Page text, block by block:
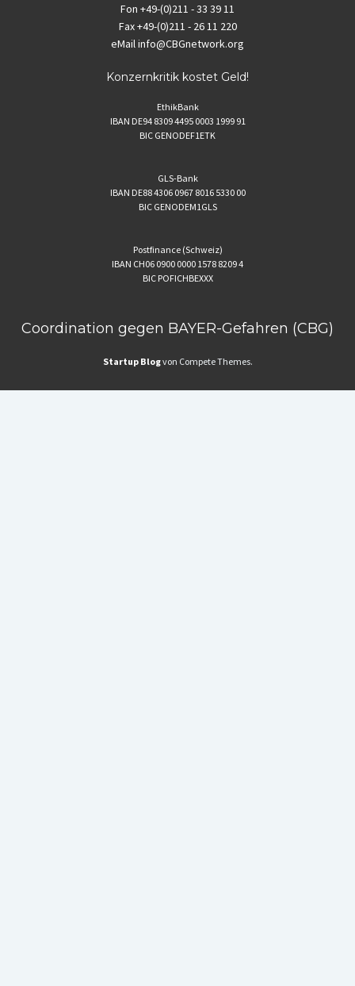
Fon +49-(0)211 - 33 39 11
Fax+49-(0)211 - 26 11 220
eMailinfo@CBGnetwork.org
Konzernkritik kostet Geld!
EthikBank
IBAN DE94 8309 4495 0003 1999 91
BIC GENODEF1ETK
GLS-Bank
IBAN DE88 4306 0967 8016 5330 00
BIC GENODEM1GLS
Postfinance (Schweiz)
IBAN CH06 0900 0000 1578 8209 4
BIC POFICHBEXXX
Coordination gegen BAYER-Gefahren (CBG)
Startup Blogvon Compete Themes.